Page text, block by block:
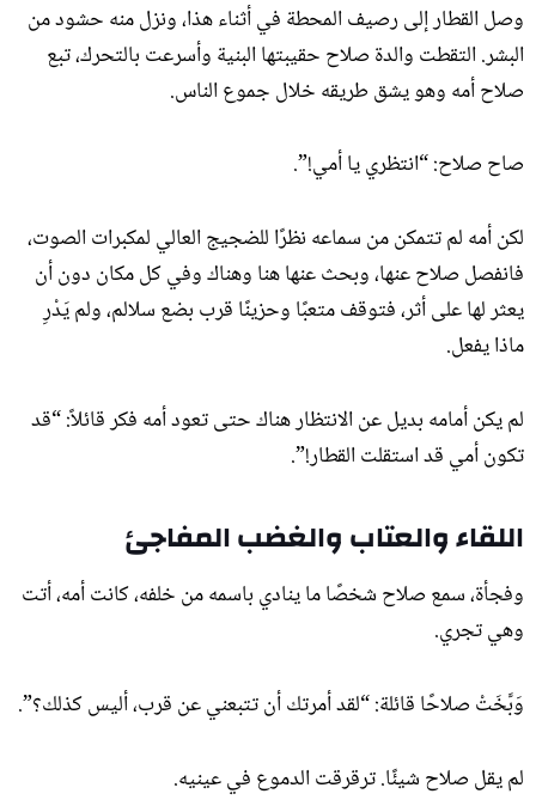
وصل القطار إلى رصيف المحطة في أثناء هذا، ونزل منه حشود من
البشر. التقطت والدة صلاح حقيبتها البنية وأسرعت بالتحرك، تبع
صلاح أمه وهو يشق طريقه خلال جموع الناس.
صاح صلاح: “انتظري يا أمي!”.
لكن أمه لم تتمكن من سماعه نظرًا للضجيج العالي لمكبرات الصوت،
فانفصل صلاح عنها، وبحث عنها هنا وهناك وفي كل مكان دون أن
يعثر لها على أثر، فتوقف متعبًا وحزينًا قرب بضع سلالم، ولم يَدْرِ
ماذا يفعل.
لم يكن أمامه بديل عن الانتظار هناك حتى تعود أمه فكر قائلاً: “قد
تكون أمي قد استقلت القطار!”.
اللقاء والعتاب والغضب المفاجئ
وفجأة، سمع صلاح شخصًا ما ينادي باسمه من خلفه، كانت أمه، أتت
وهي تجري.
وَبَّخَتْ صلاحًا قائلة: “لقد أمرتك أن تتبعني عن قرب، أليس كذلك؟”.
لم يقل صلاح شيئًا. ترقرقت الدموع في عينيه.